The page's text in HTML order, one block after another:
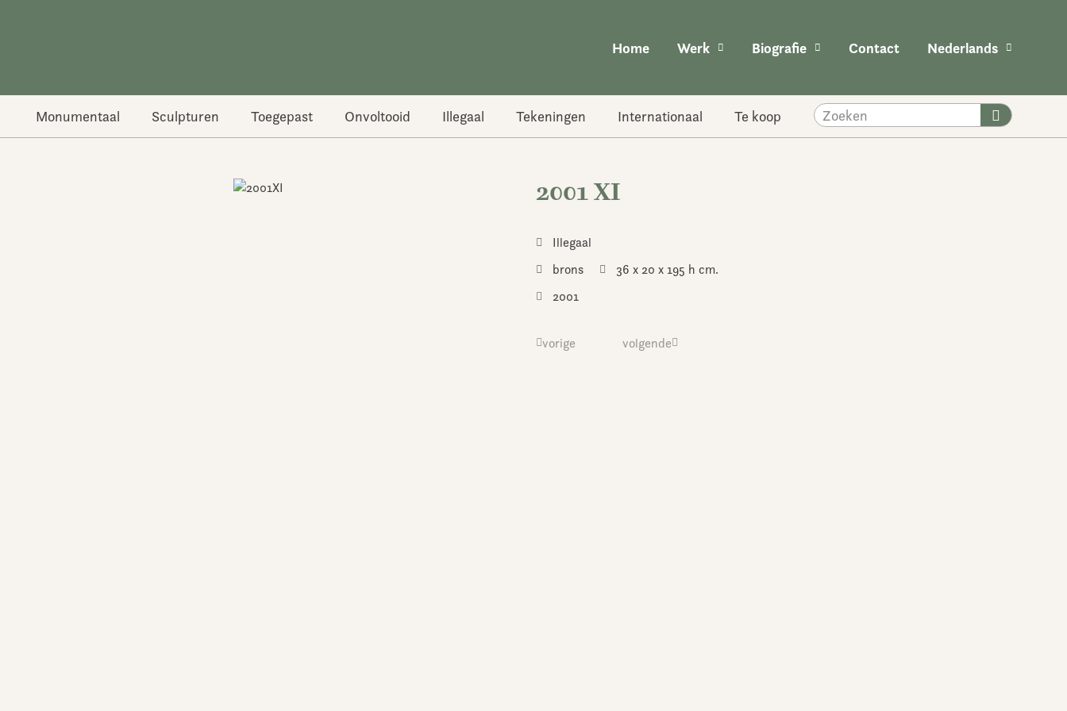
Home Werk Biografie Contact Nederlands
Monumentaal Sculpturen Toegepast Onvoltooid Illegaal Tekeningen Internationaal Te koop Zoeken
2001 XI
Illegaal
brons
36 x 20 x 195 h cm.
2001
Vorige
vorige volgendeVolgende